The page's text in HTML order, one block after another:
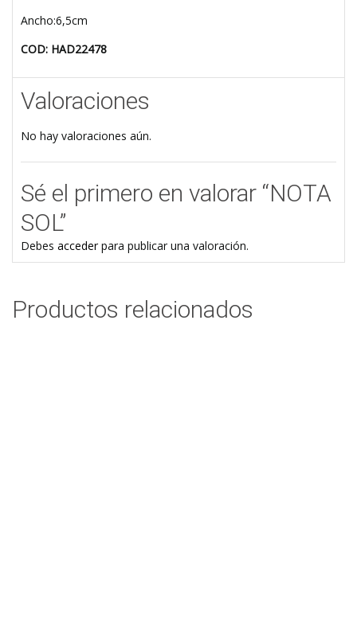
Ancho:6,5cm
COD: HAD22478
Valoraciones
No hay valoraciones aún.
Sé el primero en valorar “NOTA
SOL”
Debes accederpara publicar una valoración.
Productos relacionados